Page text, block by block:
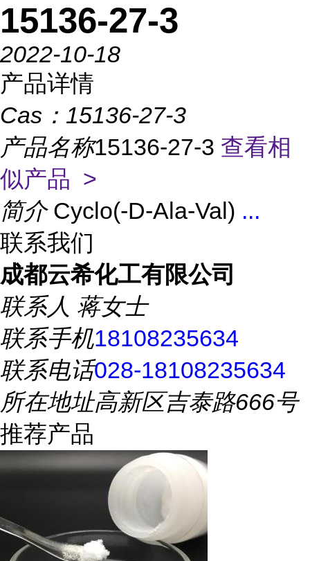
15136-27-3
2022-10-18
产品详情
Cas： 15136-27-3
产品名称15136-27-3 查看相
似产品 >
简介 Cyclo(-D-Ala-Val) ...
联系我们
成都云希化工有限公司
联系人 蒋女士
联系手机18108235634
联系电话028-18108235634
所在地址高新区吉泰路666号
推荐产品